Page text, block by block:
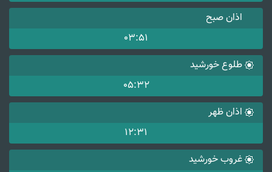
اذان صبح
03:51
طلوع خورشید
05:32
اذان ظهر
12:31
غروب خورشید